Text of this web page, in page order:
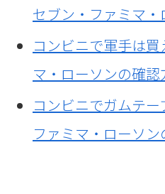
セブン・ファミマ
コンビニで軍手は
マ・ローソンの確認
コンビニでガムテー
ファミマ・ローソ